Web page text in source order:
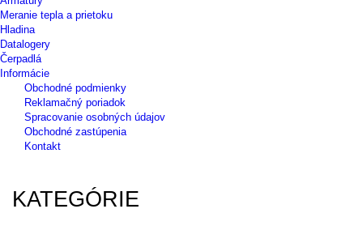
Meranie tepla a prietoku
Hladina
Datalogery
Čerpadlá
Informácie
Obchodné podmienky
Reklamačný poriadok
Spracovanie osobných údajov
Obchodné zastúpenia
Kontakt
KATEGÓRIE